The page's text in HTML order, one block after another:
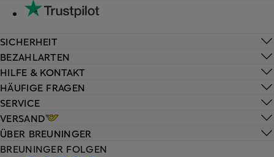
HILFE & KONTAKT
HÄUFIGE FRAGEN
SERVICE
VERSAND
SICHERHEIT
BEZAHLARTEN
ÜBER BREUNINGER
BREUNINGER FOLGEN